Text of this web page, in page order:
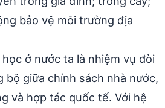
bảo vệ môi trường địa
ở nước ta là nhiệm vụ đòi
bộ giữa chính sách nhà nước,
và hợp tác quốc tế. Với hệ